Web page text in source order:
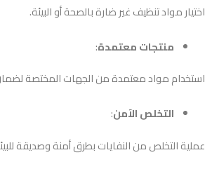
اختيار مواد تنظيف غير ضارة بالصحة أو البيئة.
منتجات معتمدة:
استخدام مواد معتمدة من الجهات المختصة
التخلص الآمن:
عملية التخلص من النفايات بطرق أمنة وصديقة